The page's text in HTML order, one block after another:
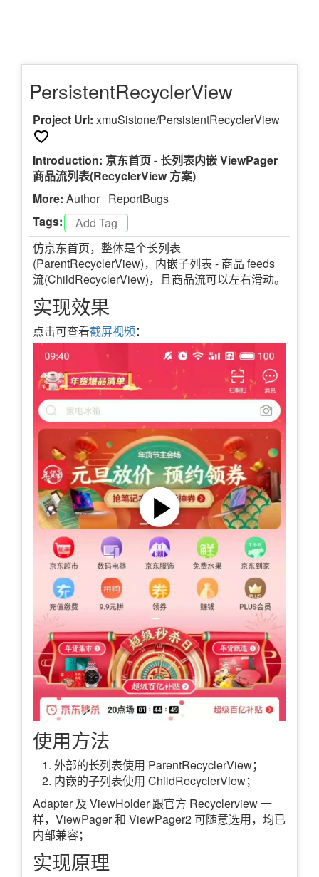
PersistentRecyclerView
Project Url: xmuSistone/PersistentRecyclerView
Introduction: 京东首页 - 长列表内嵌 ViewPager
商品流列表(RecyclerView 方案)
More: Author ReportBugs
Tags:
仿京东首页，整体是个长列表
(ParentRecyclerView)，内嵌子列表 - 商品 feeds
流(ChildRecyclerView)，且商品流可以左右滑动。
实现效果
点击可查看截屏视频：
使用方法
外部的长列表使用 ParentRecyclerView；
内嵌的子列表使用 ChildRecyclerView；
Adapter 及 ViewHolder 跟官方 Recyclerview 一
样，ViewPager 和 ViewPager2 可随意选用，均已
内部兼容；
实现原理